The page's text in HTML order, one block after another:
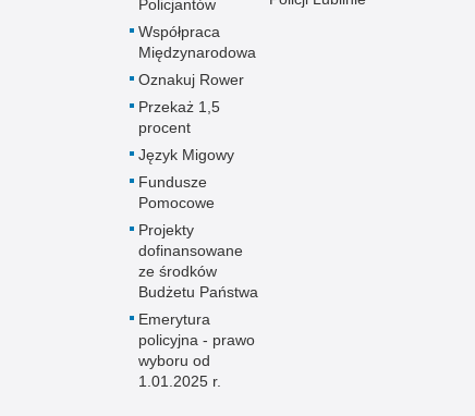
Policjantów
Współpraca
Międzynarodowa
Oznakuj Rower
Przekaż 1,5
procent
Język Migowy
Fundusze
Pomocowe
Projekty
dofinansowane
ze środków
Budżetu Państwa
Emerytura
policyjna - prawo
wyboru od
1.01.2025 r.